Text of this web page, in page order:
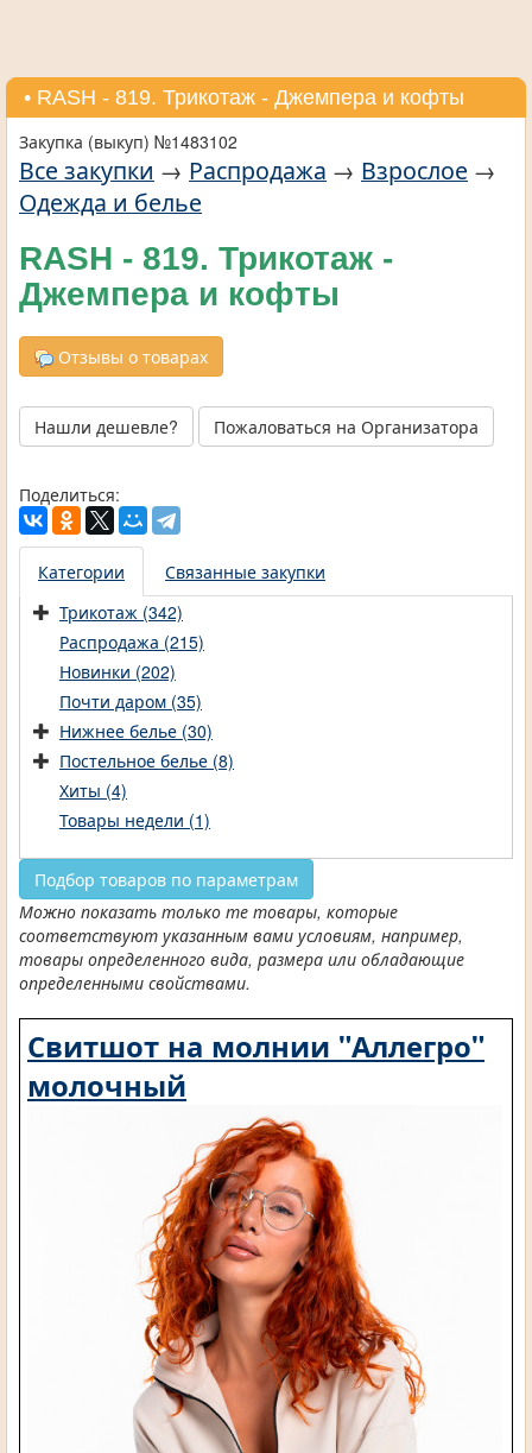
• RASH - 819. Трикотаж - Джемпера и кофты
Закупка (выкуп) №1483102
Все закупки → Распродажа → Взрослое →
Одежда и белье
RASH - 819. Трикотаж -
Джемпера и кофты
Отзывы о товарах
Нашли дешевле? Пожаловаться на Организатора
Поделиться:
Категории
Связанные закупки
Трикотаж (342)
Распродажа (215)
Новинки (202)
Почти даром (35)
Нижнее белье (30)
Постельное белье (8)
Хиты (4)
Товары недели (1)
Подбор товаров по параметрам
Можно показать только те товары, которые
соответствуют указанным вами условиям, например,
товары определенного вида, размера или обладающие
определенными свойствами.
Свитшот на молнии "Аллегро"
молочный